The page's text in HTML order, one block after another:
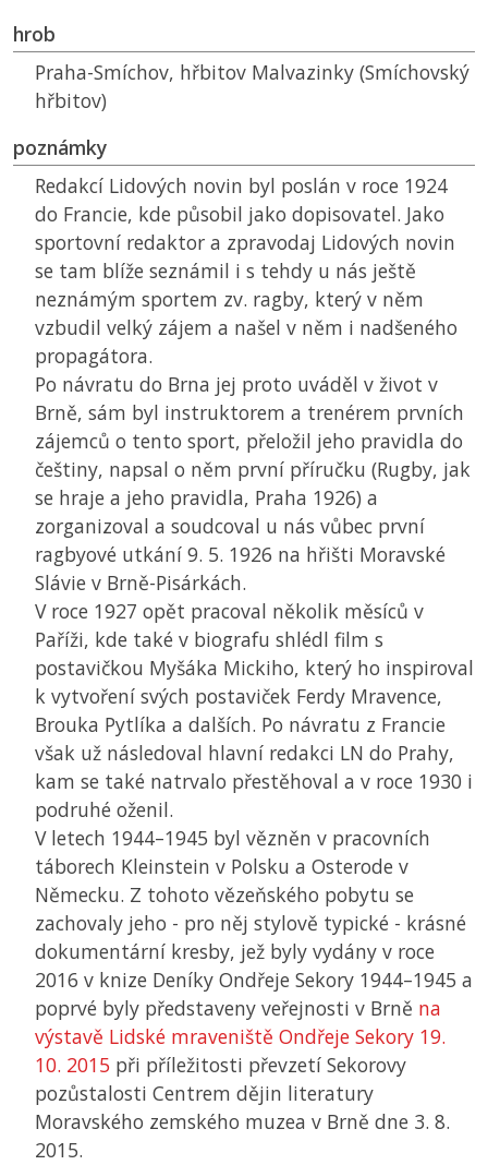
hrob
Praha-Smíchov, hřbitov Malvazinky (Smíchovský
hřbitov)
poznámky
Redakcí Lidových novin byl poslán v roce 1924
do Francie, kde působil jako dopisovatel. Jako
sportovní redaktor a zpravodaj Lidových novin
se tam blíže seznámil i s tehdy u nás ještě
neznámým sportem zv. ragby, který v něm
vzbudil velký zájem a našel v něm i nadšeného
propagátora.
Po návratu do Brna jej proto uváděl v život v
Brně, sám byl instruktorem a trenérem prvních
zájemců o tento sport, přeložil jeho pravidla do
češtiny, napsal o něm první příručku (Rugby, jak
se hraje a jeho pravidla, Praha 1926) a
zorganizoval a soudcoval u nás vůbec první
ragbyové utkání 9. 5. 1926 na hřišti Moravské
Slávie v Brně-Pisárkách.
V roce 1927 opět pracoval několik měsíců v
Paříži, kde také v biografu shlédl film s
postavičkou Myšáka Mickiho, který ho inspiroval
k vytvoření svých postaviček Ferdy Mravence,
Brouka Pytlíka a dalších. Po návratu z Francie
však už následoval hlavní redakci LN do Prahy,
kam se také natrvalo přestěhoval a v roce 1930 i
podruhé oženil.
V letech 1944–1945 byl vězněn v pracovních
táborech Kleinstein v Polsku a Osterode v
Německu. Z tohoto vězeňského pobytu se
zachovaly jeho - pro něj stylově typické - krásné
dokumentární kresby, jež byly vydány v roce
2016 v knize Deníky Ondřeje Sekory 1944–1945 a
poprvé byly představeny veřejnosti v Brně na
výstavě Lidské mraveniště Ondřeje Sekory 19.
10. 2015 při příležitosti převzetí Sekorovy
pozůstalosti Centrem dějin literatury
Moravského zemského muzea v Brně dne 3. 8.
2015.